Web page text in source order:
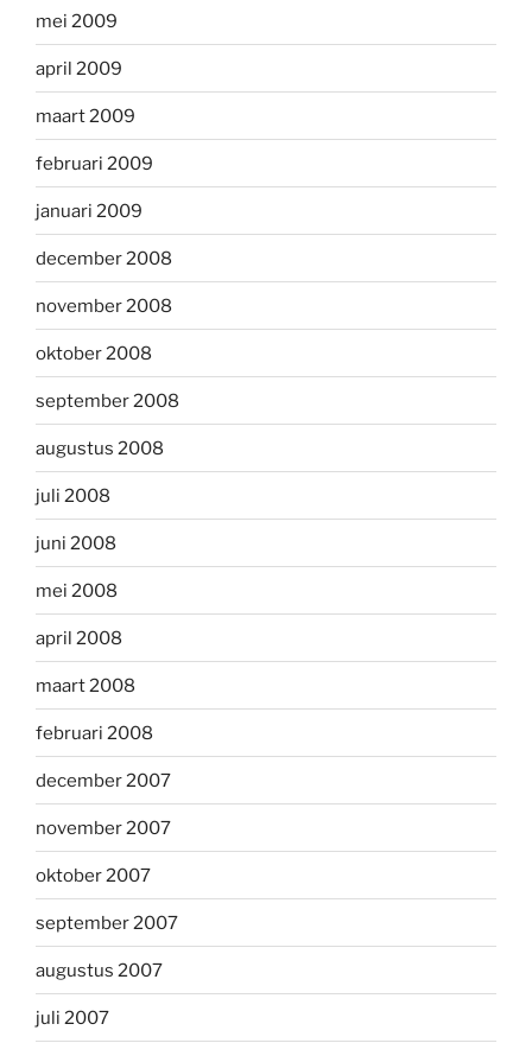
mei 2009
april 2009
maart 2009
februari 2009
januari 2009
december 2008
november 2008
oktober 2008
september 2008
augustus 2008
juli 2008
juni 2008
mei 2008
april 2008
maart 2008
februari 2008
december 2007
november 2007
oktober 2007
september 2007
augustus 2007
juli 2007